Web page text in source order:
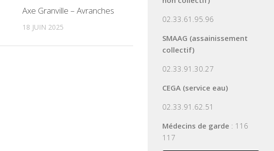
Axe Granville – Avranches
18 JUIN 2025
02.33.61.95.96
SMAAG (assainissement
collectif)
02.33.91.30.27
CEGA (service eau)
02.33.91.62.51
Médecins de garde : 116
117